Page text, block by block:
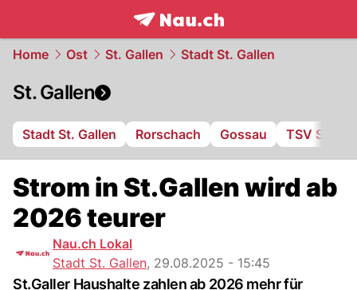
frontpage.NAU.ch
Home Ost St. Gallen Stadt St. Gallen
St. Gallen
Stadt St. Gallen Rorschach Gossau TSV St.
Strom in St.Gallen wird ab
2026 teurer
Nau.ch Lokal
Stadt St. Gallen, 29.08.2025 - 15:45
St.Galler Haushalte zahlen ab 2026 mehr für